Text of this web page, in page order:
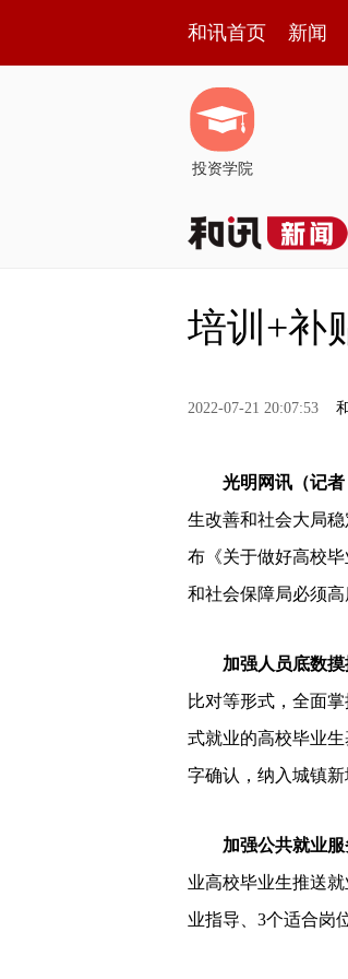
和讯首页 新闻
投资学院
培训+补
2022-07-21 20:07:53
光明网讯（记者
生改善和社会大局
布《关于做好高校
和社会保障局必须
加强人员底数摸
比对等形式，全面
式就业的高校毕业
字确认，纳入城镇新
加强公共就业服
业高校毕业生推送
业指导、3个适合岗